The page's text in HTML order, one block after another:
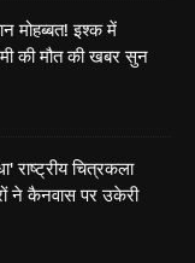
मोहब्बत! इश्क में
की मौत की खबर सुन
राष्ट्रीय चित्रकला
ने कैनवास पर उकेरी